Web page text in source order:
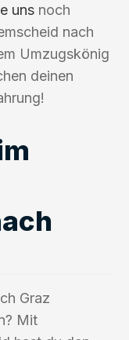
uns noch
nach
Umzugskönig
deinen
Graz
Mit